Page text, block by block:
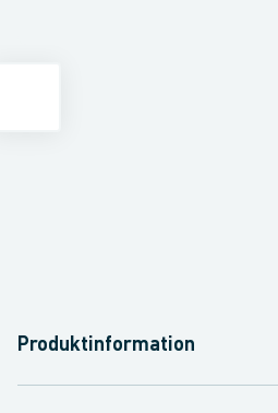
Produktinformation